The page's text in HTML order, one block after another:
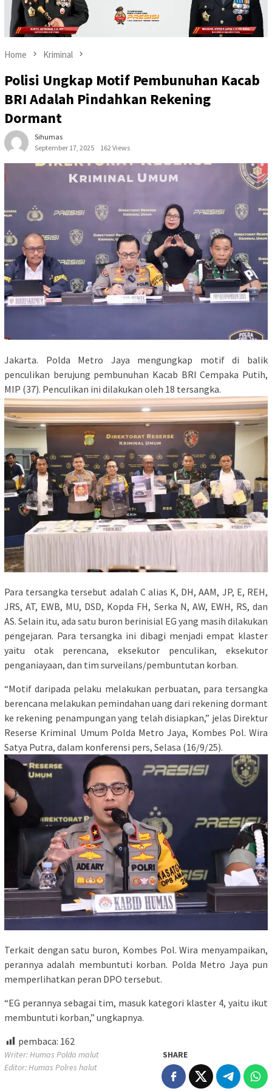
Home Kriminal
Polisi Ungkap Motif Pembunuhan Kacab
BRI Adalah Pindahkan Rekening
Dormant
Sihumas
September 17, 2025
162 Views
Jakarta. Polda Metro Jaya mengungkap motif di balik
penculikan berujung pembunuhan Kacab BRI Cempaka Putih,
MIP (37). Penculikan ini dilakukan oleh 18 tersangka.
Para tersangka tersebut adalah C alias K, DH, AAM, JP, E, REH,
JRS, AT, EWB, MU, DSD, Kopda FH, Serka N, AW, EWH, RS, dan
AS. Selain itu, ada satu buron berinisial EG yang masih dilakukan
pengejaran. Para tersangka ini dibagi menjadi empat klaster
yaitu otak perencana, eksekutor penculikan, eksekutor
penganiayaan, dan tim surveilans/pembuntutan korban.
“Motif daripada pelaku melakukan perbuatan, para tersangka
berencana melakukan pemindahan uang dari rekening dormant
ke rekening penampungan yang telah disiapkan,” jelas Direktur
Reserse Kriminal Umum Polda Metro Jaya, Kombes Pol. Wira
Satya Putra, dalam konferensi pers, Selasa (16/9/25).
Terkait dengan satu buron, Kombes Pol. Wira menyampaikan,
perannya adalah membuntuti korban. Polda Metro Jaya pun
memperlihatkan peran DPO tersebut.
“EG perannya sebagai tim, masuk kategori klaster 4, yaitu ikut
membuntuti korban,” ungkapnya.
pembaca: 162
Writer: Humas Polda malut
Editor: Humas Polres halut
SHARE